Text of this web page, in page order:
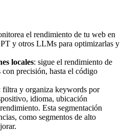
el rendimiento de tu web en
y otros LLMs para optimizarlas y
locales: sigue el rendimiento de
precisión, hasta el código
filtra y organiza keywords por
idioma, ubicación
Esta segmentación
como segmentos de alto